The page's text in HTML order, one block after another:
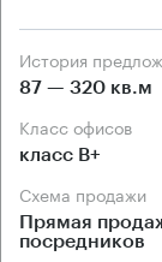
История
87 — 320 кв.м
Класс офисов
класс B+
Схема продажи
Прямая
посредников